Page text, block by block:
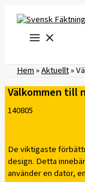
innehåll
Hem»Aktuellt»
Välkommen till
140805
De viktigaste
design. Detta
använder en dator,